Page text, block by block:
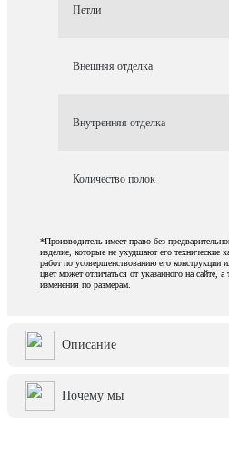
Петли
Внешняя отделка
Внутренняя отделка
Количество полок
*Производитель имеет право без
изделие, которые не ухудшают его технические
работ по усовершенствованию его конструкции
цвет может отличаться от указанного на сайте,
изменения по размерам.
Описание
Почему мы